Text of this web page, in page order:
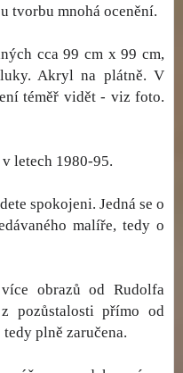
tvorbu mnohá ocenění.
cca 99 cm x 99 cm,
Akryl na plátně. V
téměř vidět - viz foto.
letech 1980-95.
spokojeni. Jedná se o
malíře, tedy o
obrazů od Rudolfa
pozůstalosti přímo od
plně zaručena.